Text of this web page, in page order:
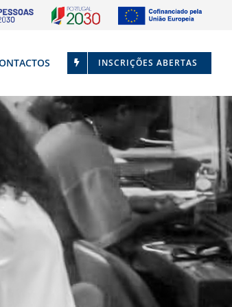
INSCRIÇÕES ABERTAS